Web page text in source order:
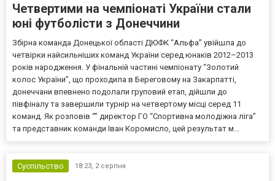
Четвертими на чемпіонаті України стали
юні футболісти з Донеччини
Збірна команда Донецької області ДЮФК “Альфа” увійшла до
четвірки найсильніших команд України серед юнаків 2012–2013
років народження. У фінальній частині чемпіонату “Золотий
колос України”, що проходила в Береговому на Закарпатті,
донеччани впевнено подолали груповий етап, дійшли до
півфіналу та завершили турнір на четвертому місці серед 11
команд. Як розповів “” директор ГО “Спортивна молодіжна ліга”
та представник команди Іван Коромисло, цей результат м...
Суспільство 18:23, 2 серпня